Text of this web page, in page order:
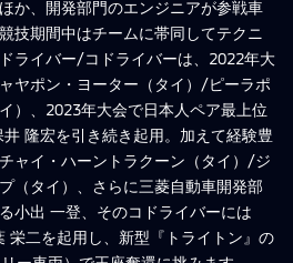
か、開発部門のエンジニアが参戦車
技期間中はチームに帯同してテクニ
ライバー/コドライバーは、2022年大
ヤポン・ヨーター（タイ）/ピーラポ
）、2023年大会で日本人ペア最上位
隆宏を引き続き起用。加えて経験豊
ャイ・ハーントラクーン（タイ）/ジ
（タイ）、さらに三菱自動車開発部
小出 一登、そのコドライバーには
栄二を起用し、新型『トライトン』の